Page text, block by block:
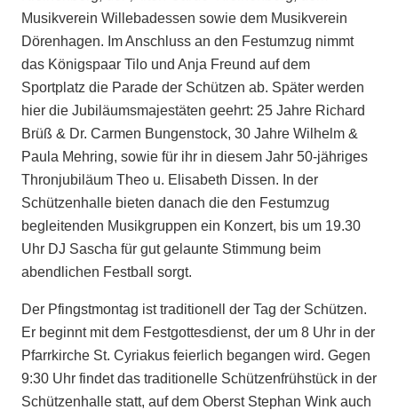
Musikverein Willebadessen sowie dem Musikverein
Dörenhagen. Im Anschluss an den Festumzug nimmt
das Königspaar Tilo und Anja Freund auf dem
Sportplatz die Parade der Schützen ab. Später werden
hier die Jubiläumsmajestäten geehrt: 25 Jahre Richard
Brüß & Dr. Carmen Bungenstock, 30 Jahre Wilhelm &
Paula Mehring, sowie für ihr in diesem Jahr 50-jähriges
Thronjubiläum Theo u. Elisabeth Dissen. In der
Schützenhalle bieten danach die den Festumzug
begleitenden Musikgruppen ein Konzert, bis um 19.30
Uhr DJ Sascha für gut gelaunte Stimmung beim
abendlichen Festball sorgt.
Der Pfingstmontag ist traditionell der Tag der Schützen.
Er beginnt mit dem Festgottesdienst, der um 8 Uhr in der
Pfarrkirche St. Cyriakus feierlich begangen wird. Gegen
9:30 Uhr findet das traditionelle Schützenfrühstück in der
Schützenhalle statt, auf dem Oberst Stephan Wink auch